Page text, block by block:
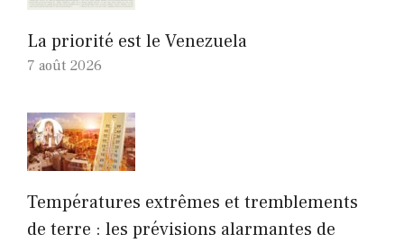
La priorité est le Venezuela
7 août 2026
Températures extrêmes et tremblements
de terre : les prévisions alarmantes de